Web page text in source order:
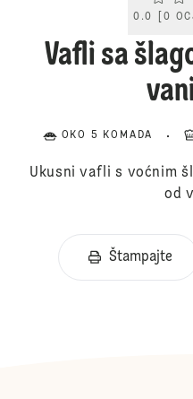
0.0 [0
Vafli sa
OKO 5 KOMADA
Ukusni vafli s voćnim
od
Štampajte